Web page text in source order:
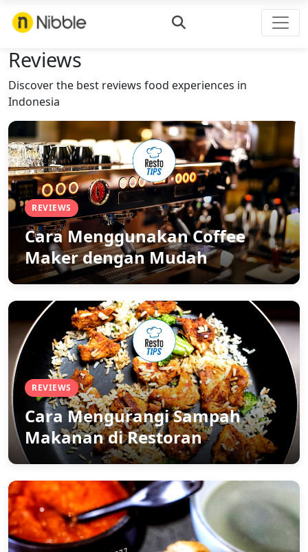
Reviews
Discover the best reviews food experiences in
Indonesia
REVIEWS
Cara Menggunakan Coffee
Maker dengan Mudah
REVIEWS
Cara Mengurangi Sampah
Makanan di Restoran